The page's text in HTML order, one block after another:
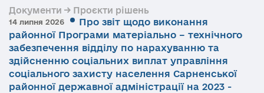
Документи → Проєкти рішень
14 липня 2026
Про звіт щодо виконання
районної Програми матеріально – технічного
забезпечення відділу по нарахуванню та
здійсненню соціальних виплат управління
соціального захисту населення Сарненської
районної державної адміністрації на 2023 -